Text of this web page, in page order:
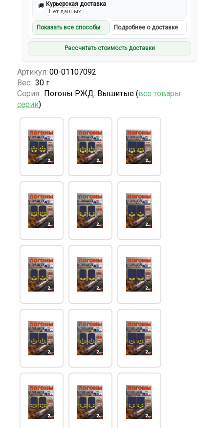
🚚 Курьерская доставка
Нет данных
Показать все способы Подробнее о доставке
Рассчитать стоимость доставки
Артикул: 00-01107092
Вес: 30 г
Серия: Погоны РЖД. Вышитые (все товары
серии)